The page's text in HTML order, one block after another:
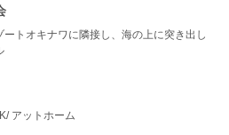
トオキナワに隣接し、海の上に突き出し
アットホーム